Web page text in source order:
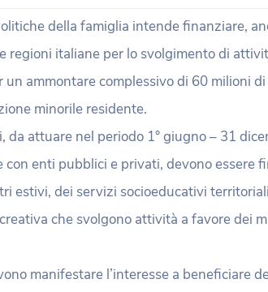
della famiglia intende finanziare,
regioni italiane per lo svolgimento di
un ammontare complessivo di 60 milioni
minorile residente.
da attuare nel periodo 1° giugno – 31
con enti pubblici e privati, devono essere
estivi, dei servizi socioeducativi
che svolgono attività a favore dei
manifestare l’interesse a beneficiare